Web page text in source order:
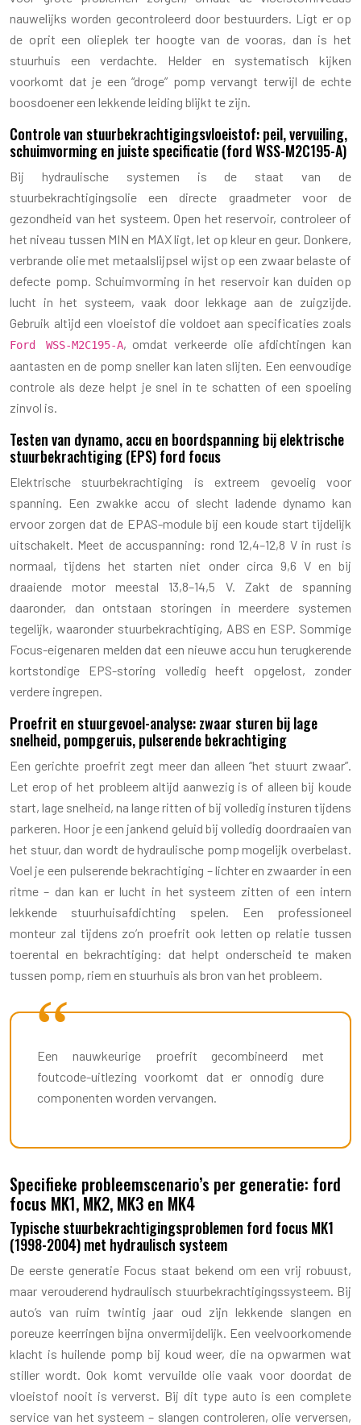
nauwelijks worden gecontroleerd door bestuurders. Ligt er op
de oprit een olieplek ter hoogte van de vooras, dan is het
stuurhuis een verdachte. Helder en systematisch kijken
voorkomt dat je een “droge” pomp vervangt terwijl de echte
boosdoener een lekkende leiding blijkt te zijn.
Controle van stuurbekrachtigingsvloeistof: peil, vervuiling,
schuimvorming en juiste specificatie (ford WSS-M2C195-A)
Bij hydraulische systemen is de staat van de
stuurbekrachtigingsolie een directe graadmeter voor de
gezondheid van het systeem. Open het reservoir, controleer of
het niveau tussen MIN en MAX ligt, let op kleur en geur. Donkere,
verbrande olie met metaalslijpsel wijst op een zwaar belaste of
defecte pomp. Schuimvorming in het reservoir kan duiden op
lucht in het systeem, vaak door lekkage aan de zuigzijde.
Gebruik altijd een vloeistof die voldoet aan specificaties zoals
Ford WSS-M2C195-A, omdat verkeerde olie afdichtingen kan
aantasten en de pomp sneller kan laten slijten. Een eenvoudige
controle als deze helpt je snel in te schatten of een spoeling
zinvol is.
Testen van dynamo, accu en boordspanning bij elektrische
stuurbekrachtiging (EPS) ford focus
Elektrische stuurbekrachtiging is extreem gevoelig voor
spanning. Een zwakke accu of slecht ladende dynamo kan
ervoor zorgen dat de EPAS-module bij een koude start tijdelijk
uitschakelt. Meet de accuspanning: rond 12,4–12,8 V in rust is
normaal, tijdens het starten niet onder circa 9,6 V en bij
draaiende motor meestal 13,8–14,5 V. Zakt de spanning
daaronder, dan ontstaan storingen in meerdere systemen
tegelijk, waaronder stuurbekrachtiging, ABS en ESP. Sommige
Focus-eigenaren melden dat een nieuwe accu hun terugkerende
kortstondige EPS-storing volledig heeft opgelost, zonder
verdere ingrepen.
Proefrit en stuurgevoel-analyse: zwaar sturen bij lage
snelheid, pompgeruis, pulserende bekrachtiging
Een gerichte proefrit zegt meer dan alleen “het stuurt zwaar”.
Let erop of het probleem altijd aanwezig is of alleen bij koude
start, lage snelheid, na lange ritten of bij volledig insturen tijdens
parkeren. Hoor je een jankend geluid bij volledig doordraaien van
het stuur, dan wordt de hydraulische pomp mogelijk overbelast.
Voel je een pulserende bekrachtiging – lichter en zwaarder in een
ritme – dan kan er lucht in het systeem zitten of een intern
lekkende stuurhuisafdichting spelen. Een professioneel
monteur zal tijdens zo’n proefrit ook letten op relatie tussen
toerental en bekrachtiging: dat helpt onderscheid te maken
tussen pomp, riem en stuurhuis als bron van het probleem.
Een nauwkeurige proefrit gecombineerd met
foutcode-uitlezing voorkomt dat er onnodig dure
componenten worden vervangen.
Specifieke probleemscenario’s per generatie: ford
focus MK1, MK2, MK3 en MK4
Typische stuurbekrachtigingsproblemen ford focus MK1
(1998-2004) met hydraulisch systeem
De eerste generatie Focus staat bekend om een vrij robuust,
maar verouderend hydraulisch stuurbekrachtigingssysteem. Bij
auto’s van ruim twintig jaar oud zijn lekkende slangen en
poreuze keerringen bijna onvermijdelijk. Een veelvoorkomende
klacht is huilende pomp bij koud weer, die na opwarmen wat
stiller wordt. Ook komt vervuilde olie vaak voor doordat de
vloeistof nooit is ververst. Bij dit type auto is een complete
service van het systeem – slangen controleren, olie verversen,